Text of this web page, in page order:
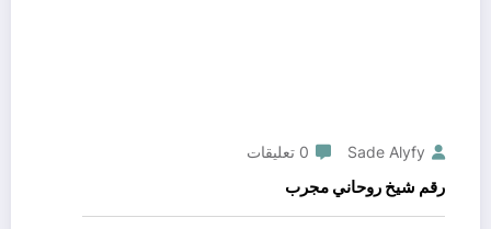
Sade Alyfy 0 تعليقات
رقم شيخ روحاني مجرب